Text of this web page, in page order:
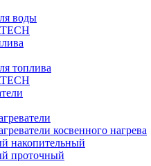
воды
топлива
косвенного нагрева
накопительный
проточный